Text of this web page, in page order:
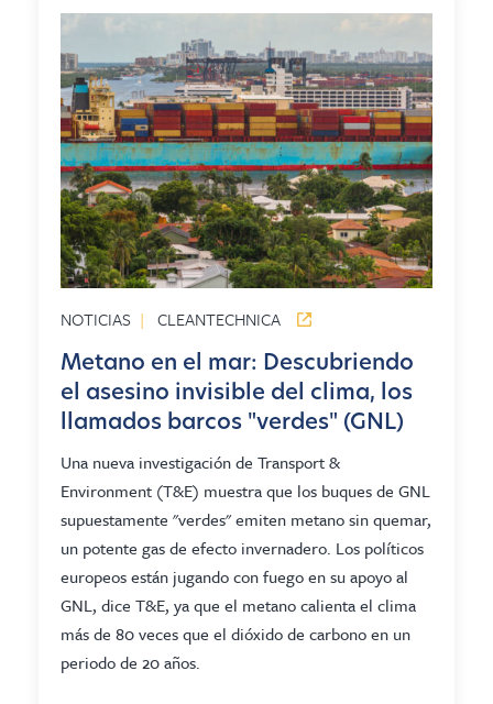
NOTICIAS | CLEANTECHNICA
Metano en el mar: Descubriendo
el asesino invisible del clima, los
llamados barcos "verdes" (GNL)
Una nueva investigación de Transport &
Environment (T&E) muestra que los buques de GNL
supuestamente "verdes" emiten metano sin quemar,
un potente gas de efecto invernadero. Los políticos
europeos están jugando con fuego en su apoyo al
GNL, dice T&E, ya que el metano calienta el clima
más de 80 veces que el dióxido de carbono en un
periodo de 20 años.